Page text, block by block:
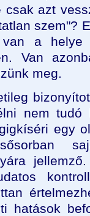
csak azt
szem"?
a helye
Van
meg.
nem tudó
egy
hatások